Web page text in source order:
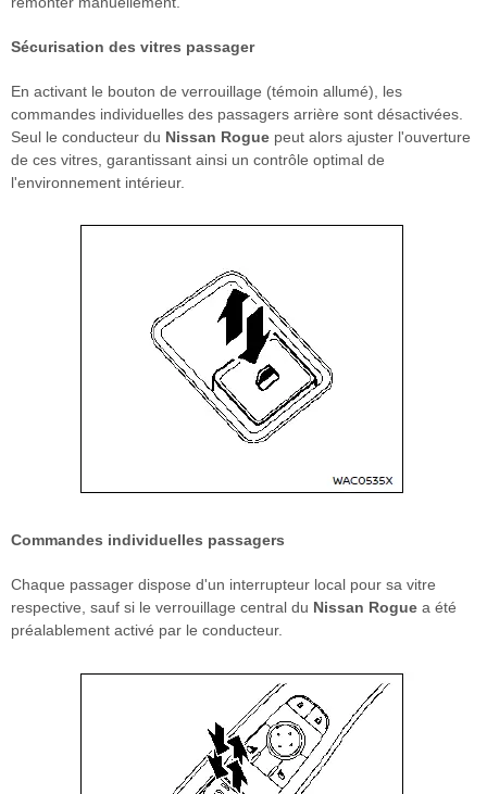
Sécurisation des vitres passager
En activant le bouton de verrouillage (témoin allumé), les
commandes individuelles des passagers arrière sont désactivées.
Seul le conducteur du Nissan Rogue peut alors ajuster l'ouverture
de ces vitres, garantissant ainsi un contrôle optimal de
l'environnement intérieur.
Commandes individuelles passagers
Chaque passager dispose d'un interrupteur local pour sa vitre
respective, sauf si le verrouillage central du Nissan Rogue a été
préalablement activé par le conducteur.